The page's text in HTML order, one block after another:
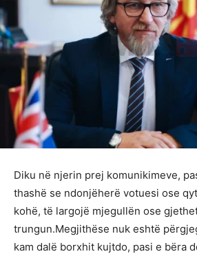
Diku në njerin prej komunikimeve,
thashë se ndonjëherë votuesi ose
kohë, të largojë mjegullën ose
trungun.Megjithëse nuk eshtë
kam dalë borxhit kujtdo, pasi e bëra